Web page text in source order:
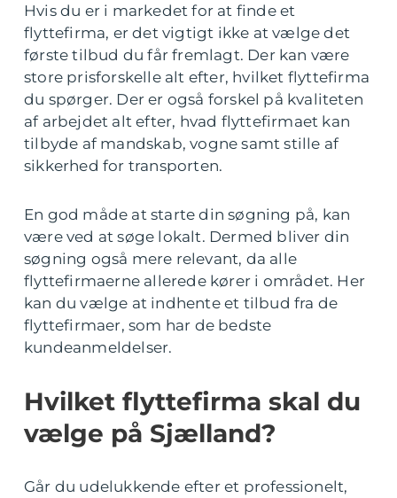
Hvis du er i markedet for at finde et
flyttefirma, er det vigtigt ikke at vælge det
første tilbud du får fremlagt. Der kan være
store prisforskelle alt efter, hvilket flyttefirma
du spørger. Der er også forskel på kvaliteten
af arbejdet alt efter, hvad flyttefirmaet kan
tilbyde af mandskab, vogne samt stille af
sikkerhed for transporten.
En god måde at starte din søgning på, kan
være ved at søge lokalt. Dermed bliver din
søgning også mere relevant, da alle
flyttefirmaerne allerede kører i området. Her
kan du vælge at indhente et tilbud fra de
flyttefirmaer, som har de bedste
kundeanmeldelser.
Hvilket flyttefirma skal du
vælge på Sjælland?
Går du udelukkende efter et professionelt,